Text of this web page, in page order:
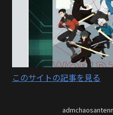
このサイトの記事を見る